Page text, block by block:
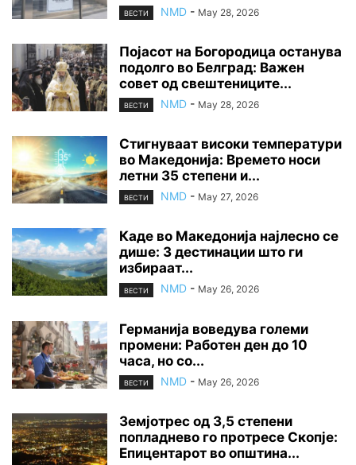
ВЕСТИ NMD - May 28, 2026
Појасот на Богородица останува
подолго во Белград: Важен
совет од свештениците...
ВЕСТИ NMD - May 28, 2026
Стигнуваат високи температури
во Македонија: Времето носи
летни 35 степени и...
ВЕСТИ NMD - May 27, 2026
Каде во Македонија најлесно се
дише: 3 дестинации што ги
избираат...
ВЕСТИ NMD - May 26, 2026
Германија воведува големи
промени: Работен ден до 10
часа, но со...
ВЕСТИ NMD - May 26, 2026
Земјотрес од 3,5 степени
попладнево го протресе Скопје:
Епицентарот во општина...